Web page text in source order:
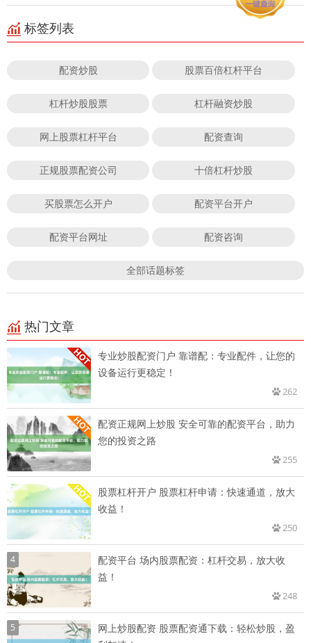
标签列表
配资炒股 股票百倍杠杆平台
杠杆炒股股票 杠杆融资炒股
网上股票杠杆平台 配资查询
正规股票配资公司 十倍杠杆炒股
买股票怎么开户 配资平台开户
配资平台网址 配资咨询
全部话题标签
热门文章
专业炒股配资门户 靠谱配：专业配件，让您的
设备运行更稳定！
262
配资正规网上炒股 安全可靠的配资平台，助力
您的投资之路
255
股票杠杆开户 股票杠杆申请：快速通道，放大
收益！
250
4
配资平台 场内股票配资：杠杆交易，放大收
益！
248
5
网上炒股配资 股票配资通下载：轻松炒股，盈